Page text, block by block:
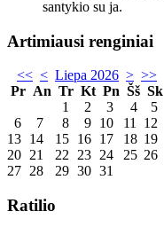
santykio su ja.
Artimiausi renginiai
<< < Liepa 2026 > >>
Pr An Tr Kt Pn Šš Sk
1
2 3 4
5
6
7 8 9 10 11
12
13 14 15 16 17 18 19
20 21 22 23 24 25 26
27 28 29 30 31
Ratilio